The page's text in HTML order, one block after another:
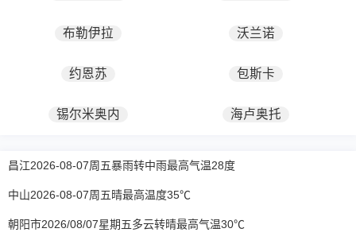
布勒伊拉 沃兰诺
约恩苏 包斯卡
锡尔米奥内 海卢奥托
昌江2026-08-07周五暴雨转中雨最高气温28度
中山2026-08-07周五晴最高温度35℃
朝阳市2026/08/07星期五多云转晴最高气温30℃